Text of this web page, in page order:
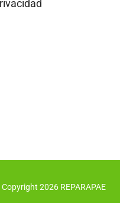
2026 REPARAPAE